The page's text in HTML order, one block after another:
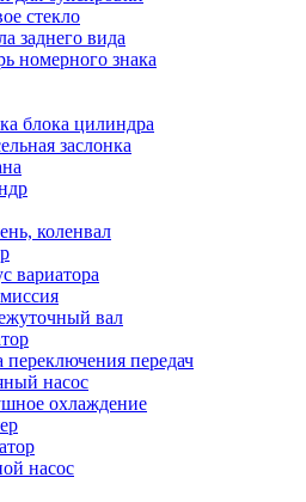
стекло
заднего вида
номерного знака
блока цилиндра
заслонка
коленвал
вариатора
вал
переключения передач
насос
охлаждение
насос